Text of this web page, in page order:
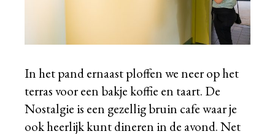
In het pand ernaast ploffen we neer op het
terras voor een bakje koffie en taart. De
Nostalgie is een gezellig bruin cafe waar je
ook heerlijk kunt dineren in de avond. Net